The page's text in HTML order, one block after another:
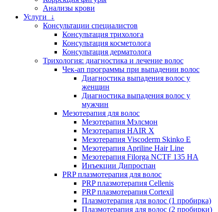
Анализы крови
Услуги ↓
Консультации специалистов
Консультация трихолога
Консультация косметолога
Консультация дерматолога
Трихология: диагностика и лечение волос
Чек-ап программы при выпадении волос
Диагностика выпадения волос у
женщин
Диагностика выпадения волос у
мужчин
Мезотерапия для волос
Мезотерапия Мэлсмон
Мезотерапия HAIR X
Мезотерапия Viscoderm Skinko E
Мезотерапия Apriline Hair Line
Мезотерапия Filorga NCTF 135 HA
Инъекции Дипроспан
PRP плазмотерапия для волос
PRP плазмотерапия Cellenis
PRP плазмотерапия Cortexil
Плазмотерапия для волос (1 пробирка)
Плазмотерапия для волос (2 пробирки)